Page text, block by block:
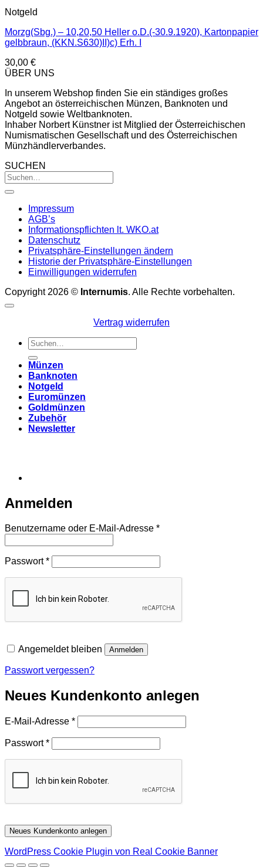
Notgeld
Morzg(Sbg.) – 10,20,50 Heller o.D.(-30.9.1920), Kartonpapier
gelbbraun, (KKN.S630)II)c) Erh. I
30,00 €
ÜBER UNS
In unserem Webshop finden Sie ein ständiges großes
Angebot an österreichischen Münzen, Banknoten und
Notgeld sowie Weltbanknoten.
Inhaber Norbert Künstner ist Mitglied der Österreichischen
Numismatischen Gesellschaft und des Österreichischen
Münzhändlerverbandes.
SUCHEN
Impressum
AGB’s
Informationspflichten lt. WKO.at
Datenschutz
Privatsphäre-Einstellungen ändern
Historie der Privatsphäre-Einstellungen
Einwilligungen widerrufen
Copyright 2026 © Internumis. Alle Rechte vorbehalten.
Vertrag widerrufen
Suchen
nach:
Münzen
Banknoten
Notgeld
Euromünzen
Goldmünzen
Zubehör
Newsletter
Anmelden
Benutzername oder E-Mail-Adresse *Erforderlich
Passwort*Erforderlich
Angemeldet bleiben Anmelden
Passwort vergessen?
Neues Kundenkonto anlegen
E-Mail-Adresse *Erforderlich
Passwort*Erforderlich
Neues Kundenkonto anlegen
WordPress Cookie Plugin von Real Cookie Banner